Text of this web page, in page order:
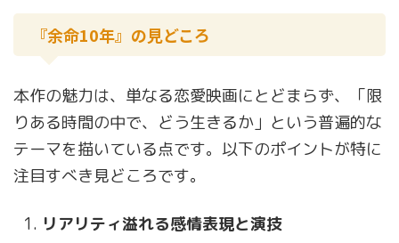
『余命10年』の見どころ
本作の魅力は、単なる恋愛映画にとどまらず、「限
りある時間の中で、どう生きるか」という普遍的な
テーマを描いている点です。以下のポイントが特に
注目すべき見どころです。
リアリティ溢れる感情表現と演技